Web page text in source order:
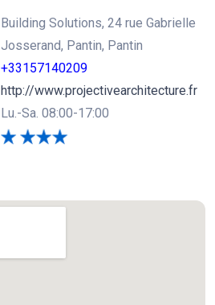
Building Solutions, 24 rue Gabrielle
Josserand, Pantin, Pantin
+33157140209
http://www.projectivearchitecture.fr
Lu.-Sa. 08:00-17:00